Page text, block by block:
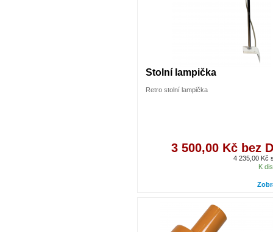
Stolní lampička
Retro stolní lampička
3 500,00 Kč bez
4 235,00 Kč
K